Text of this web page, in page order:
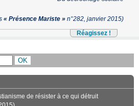
« Présence Mariste »n°282, janvier 2015)
Réagissez !
de résister à ce qui détruit